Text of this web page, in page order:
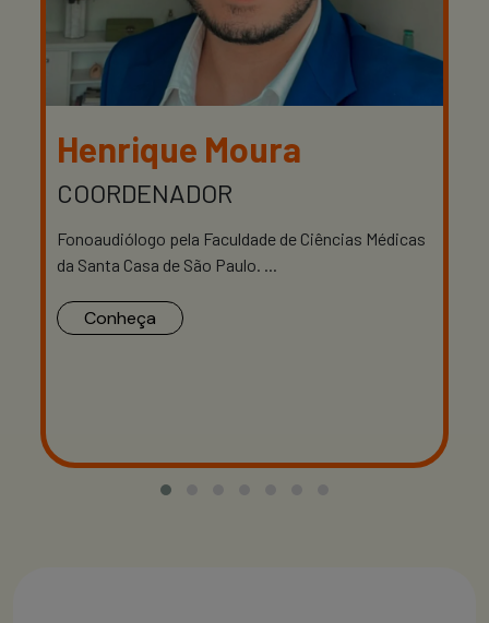
Henrique Moura
COORDENADOR
Fonoaudiólogo pela Faculdade de Ciências Médicas
da Santa Casa de São Paulo. ...
Conheça